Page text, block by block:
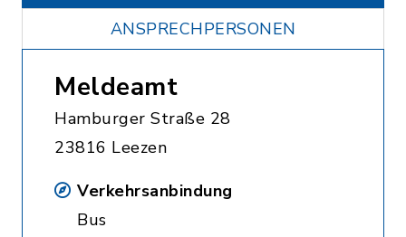
ANSPRECHPERSONEN
Meldeamt
Hamburger Straße 28
23816 Leezen
Verkehrsanbindung
Bus